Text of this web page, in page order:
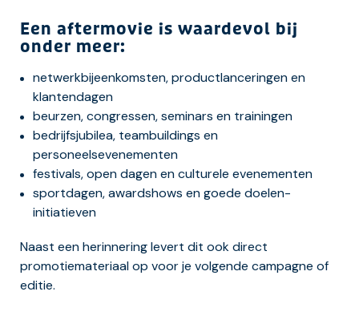
Een aftermovie is waardevol bij
onder meer:
netwerkbijeenkomsten, productlanceringen en
klantendagen
beurzen, congressen, seminars en trainingen
bedrijfsjubilea, teambuildings en
personeelsevenementen
festivals, open dagen en culturele evenementen
sportdagen, awardshows en goede doelen-
initiatieven
Naast een herinnering levert dit ook direct
promotiemateriaal op voor je volgende campagne of
editie.